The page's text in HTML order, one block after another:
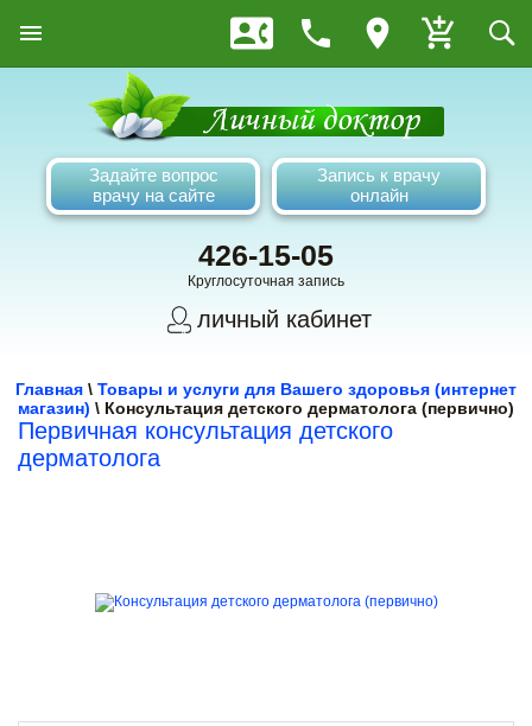
Задайте вопрос
врачу на сайте
Запись к врачу
онлайн
426-15-05
Круглосуточная запись
личный кабинет
Главная \ Товары и услуги для Вашего здоровья (интернет
магазин) \ Консультация детского дерматолога (первично)
Первичная консультация детского
дерматолога